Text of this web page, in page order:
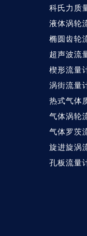
科氏力质
液体涡轮
椭圆齿轮
超声波流
楔形流量
涡街流量
热式气体
气体涡轮
气体罗茨
旋进旋涡
孔板流量